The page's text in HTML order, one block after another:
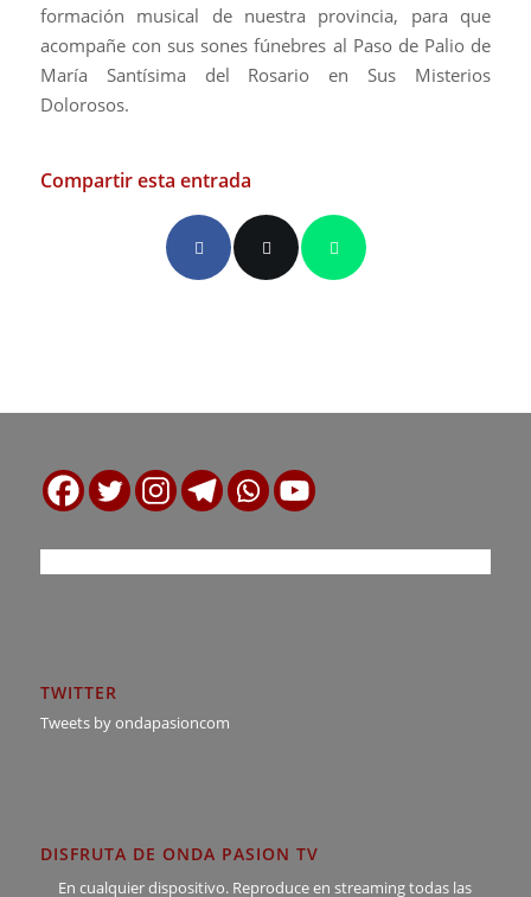
formación musical de nuestra provincia, para que
acompañe con sus sones fúnebres al Paso de Palio de
María Santísima del Rosario en Sus Misterios
Dolorosos.
Compartir esta entrada
TWITTER
Tweets by ondapasioncom
DISFRUTA DE ONDA PASION TV
En cualquier dispositivo. Reproduce en streaming todas las